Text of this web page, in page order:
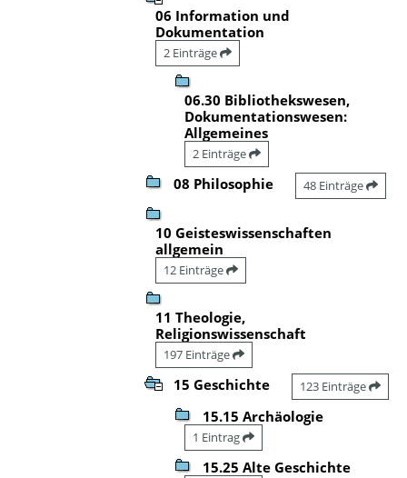
06 Information und
Dokumentation
2 Einträge
06.30 Bibliothekswesen,
Dokumentationswesen:
Allgemeines
2 Einträge
08 Philosophie 48 Einträge
10 Geisteswissenschaften
allgemein
12 Einträge
11 Theologie,
Religionswissenschaft
197 Einträge
15 Geschichte 123 Einträge
15.15 Archäologie
1 Eintrag
15.25 Alte Geschichte